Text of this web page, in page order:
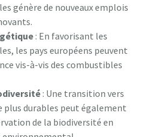
génère de nouveaux emplois
: En favorisant les
les pays européens peuvent
vis-à-vis des combustibles
: Une transition vers
plus durables peut également
de la biodiversité en